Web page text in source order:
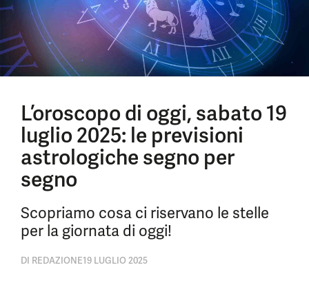
L’oroscopo di oggi, sabato 19
luglio 2025: le previsioni
astrologiche segno per
segno
Scopriamo cosa ci riservano le stelle
per la giornata di oggi!
DI REDAZIONE19 LUGLIO 2025